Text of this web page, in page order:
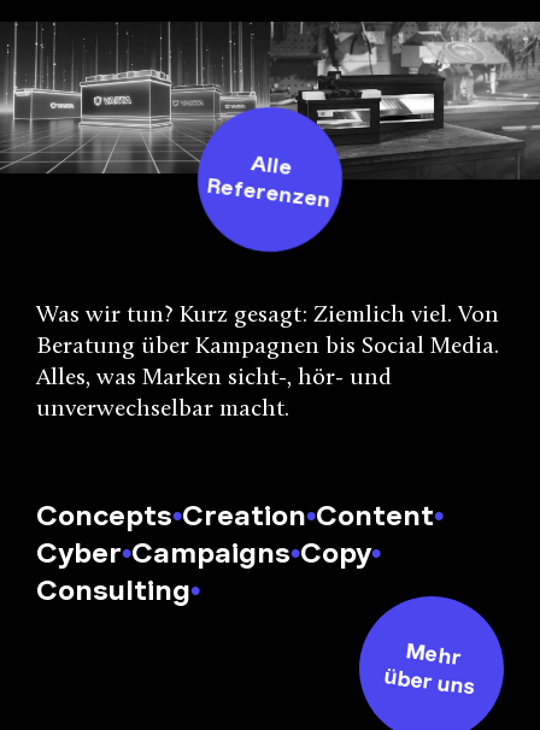
Alle
Referenzen
Was wir tun? Kurz gesagt: Ziemlich viel. Von
Beratung über Kampagnen bis Social Media.
Alles, was Marken sicht-, hör- und
unverwechselbar macht.
Concepts•Creation•Content•
Cyber•Campaigns•Copy•
Consulting•
Mehr
über uns